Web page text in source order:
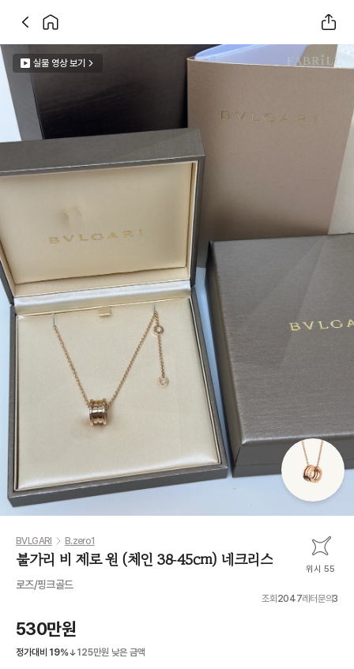
실물 영상 보기
BVLGARI B.zero1
불가리 비 제로 원 (체인 38-45cm) 네크리스 위시 55
로즈/핑크골드
조회 2047레터문의3
530만원
정가대비 19% 125만원 낮은 금액